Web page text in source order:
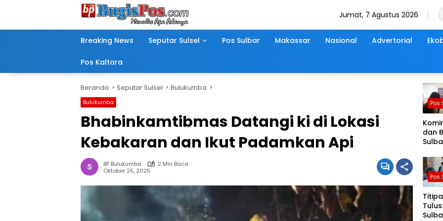
Jumat, 7 Agustus 2026
Breaking News Seputar Sulsel Pos Sulbar Makassar Nasional Advertorial
Pos Kaltara
Beranda Seputar Sulsel Bulukumba
Bulukumba
Bhabinkamtibmas Datangi ki di Lokasi
Kebakaran dan Ikut Padamkan Api
BP Bulukumba
2 Min Baca
Oktober 25, 2025
Pos
dan
2026
Pos